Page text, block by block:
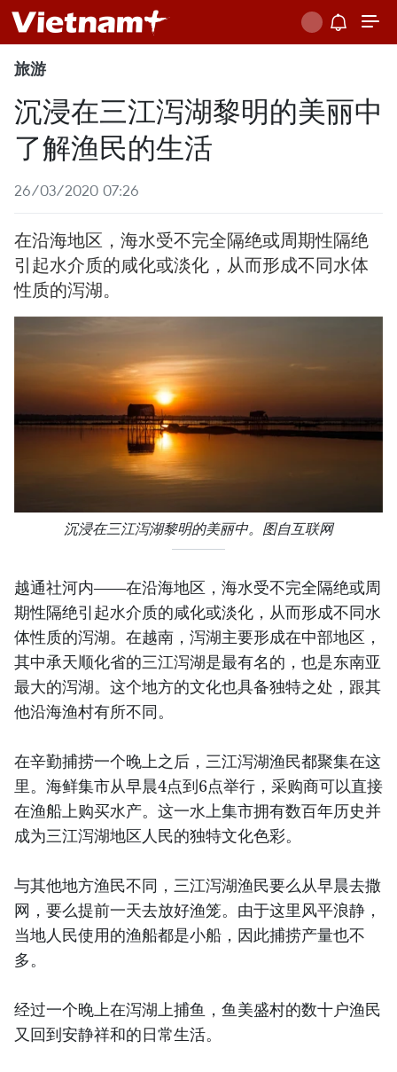
旅游
沉浸在三江泻湖黎明的美丽中
了解渔民的生活
26/03/2020 07:26
在沿海地区，海水受不完全隔绝或周期性隔绝
引起水介质的咸化或淡化，从而形成不同水体
性质的泻湖。
沉浸在三江泻湖黎明的美丽中。图自互联网
越通社河内——在沿海地区，海水受不完全隔绝或周
期性隔绝引起水介质的咸化或淡化，从而形成不同水
体性质的泻湖。在越南，泻湖主要形成在中部地区，
其中承天顺化省的三江泻湖是最有名的，也是东南亚
最大的泻湖。这个地方的文化也具备独特之处，跟其
他沿海渔村有所不同。
在辛勤捕捞一个晚上之后，三江泻湖渔民都聚集在这
里。海鲜集市从早晨4点到6点举行，采购商可以直接
在渔船上购买水产。这一水上集市拥有数百年历史并
成为三江泻湖地区人民的独特文化色彩。
与其他地方渔民不同，三江泻湖渔民要么从早晨去撒
网，要么提前一天去放好渔笼。由于这里风平浪静，
当地人民使用的渔船都是小船，因此捕捞产量也不
多。
经过一个晚上在泻湖上捕鱼，鱼美盛村的数十户渔民
又回到安静祥和的日常生活。